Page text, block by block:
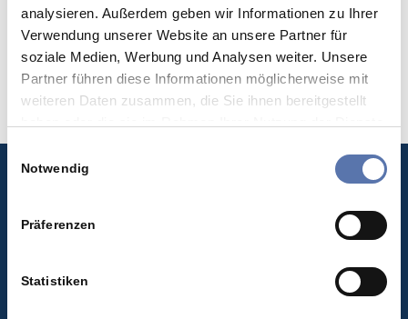
analysieren. Außerdem geben wir Informationen zu Ihrer
Verwendung unserer Website an unsere Partner für
soziale Medien, Werbung und Analysen weiter. Unsere
Partner führen diese Informationen möglicherweise mit
weiteren Daten zusammen, die Sie ihnen bereitgestellt
Notwendig
Präferenzen
Statistiken
WEITERLESEN
Rechts- und Steuerberatung Schmidt
Christian Schmidt